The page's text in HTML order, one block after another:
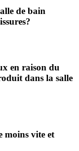
de bain
en raison du
dans la salle
moins vite et